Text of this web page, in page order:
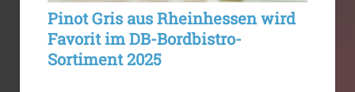
Pinot Gris aus Rheinhessen wird
Favorit im DB-Bordbistro-
Sortiment 2025